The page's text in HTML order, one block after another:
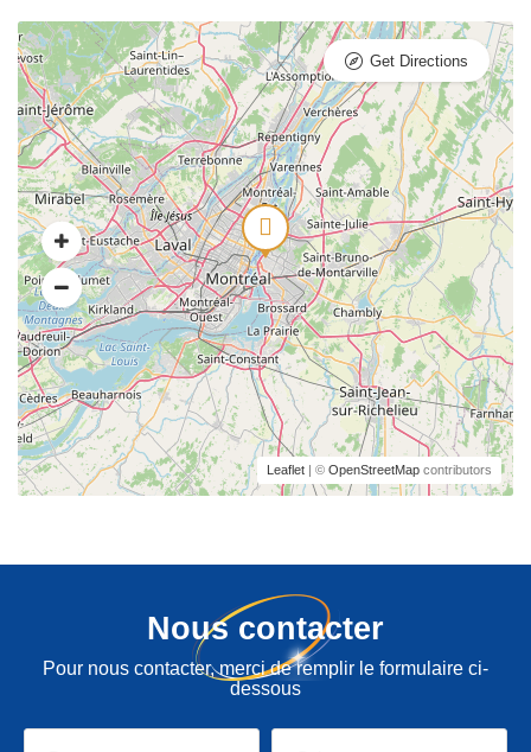
Leaflet | © OpenStreetMap contributors
Get Directions
Nous contacter
Pour nous contacter, merci de remplir le formulaire ci-
dessous